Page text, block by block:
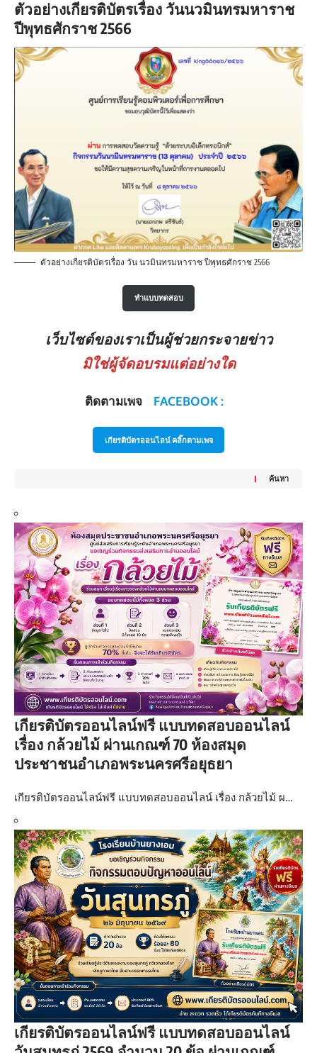
ตัวอย่างเกียรติบัตรเรื่อง วันนวมินทรมหาราช
ปีพุทธศักราช 2566
ตัวอย่างเกียรติบัตรเรื่อง วัน นวมินทรมหาราช ปีพุทธศักราช 2566
ทำแบบทดสอบ
เว็บไซต์ของเราเป็นผู้ช่วยกระจายข่าว
มิใช่ผู้จัดอบรมแต่อย่างใด
ติดตามเพจ FACEBOOK :
เกียรติบัตรออนไลน์ คลิ๊กตามเพจ
ค้นหา
เกียรติบัตรออนไลน์ฟรี แบบทดสอบออนไลน์
เรื่อง กล้วยไม้ ผ่านเกณฑ์ 70 ห้องสมุด
ประชาชนอำเภอพระนครศรีอยุธยา
เกียรติบัตรออนไลน์ฟรี แบบทดสอบออนไลน์ เรื่อง กล้วยไม้ ผ…
เกียรติบัตรออนไลน์ฟรี แบบทดสอบออนไลน์